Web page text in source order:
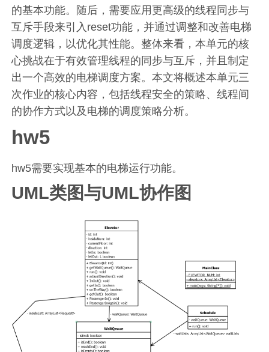
的基本功能。随后，需要应用更高级的线程同步与
互斥手段来引入reset功能，并通过调整和改善电梯
调度逻辑，以优化其性能。整体来看，本单元的核
心挑战在于有效管理线程的同步与互斥，并且制定
出一个高效的电梯调度方案。本文将概述本单元三
次作业的核心内容，包括线程安全的策略、线程间
的协作方式以及电梯的调度策略分析。
hw5
hw5需要实现基本的电梯运行功能。
UML类图与UML协作图